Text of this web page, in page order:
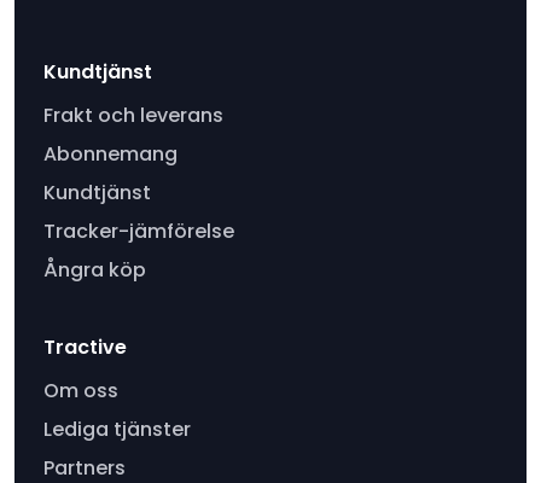
Kundtjänst
Frakt och leverans
Abonnemang
Kundtjänst
Tracker-jämförelse
Ångra köp
Tractive
Om oss
Lediga tjänster
Partners